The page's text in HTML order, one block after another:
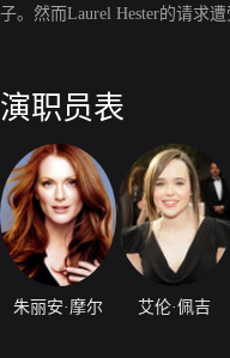
子。然而Laurel Hester的请求
演职员表
朱丽安·摩尔 艾伦·佩吉